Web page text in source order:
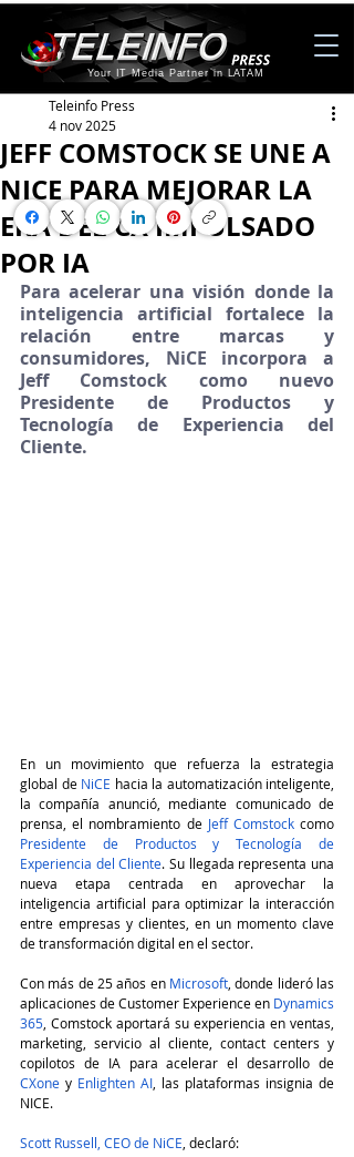
Your IT Media Partner in LATAM
JEFF COMSTOCK SE UNE A
NICE PARA MEJORAR LA
ERA DEL CX IMPULSADO
POR IA
Teleinfo Press
4 nov 2025
Para acelerar una visión donde la
inteligencia artificial fortalece la
relación entre marcas y
consumidores, NiCE incorpora a
Jeff Comstock como nuevo
Presidente de Productos y
Tecnología de Experiencia del
Cliente.
En un movimiento que refuerza la estrategia
global de NiCE hacia la automatización inteligente,
la compañía anunció, mediante comunicado de
prensa, el nombramiento de Jeff Comstock
Presidente de Productos y Tecnología de
Experiencia del Cliente. Su llegada representa una
nueva etapa centrada en aprovechar la
inteligencia artificial para optimizar la interacción
entre empresas y clientes, en un momento clave
de transformación digital en el sector.
Con más de 25 años en Microsoft , donde lideró las
aplicaciones de Customer Experience en Dynamics
365 , Comstock aportará su experiencia en ventas,
marketing, servicio al cliente, contact centers y
CXone y Enlighten AI , las plataformas insignia de
NICE.
Scott Russell, CEO de NiCE , declaró: